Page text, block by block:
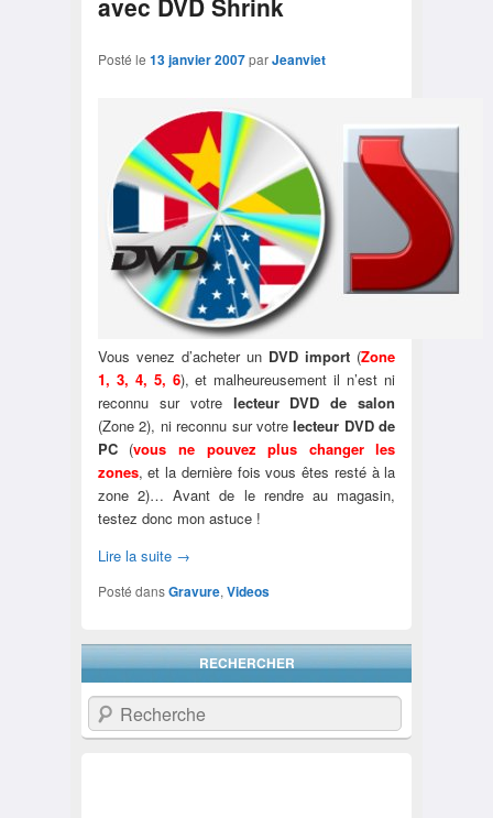
Posté le 13 janvier 2007parJeanviet
Vous venez d’acheter un DVD import (Zone
1, 3, 4, 5, 6), et malheureusement il n’est ni
reconnu sur votre lecteur DVD de salon
(Zone 2), ni reconnu sur votrelecteur DVD de
PC(vous ne pouvez plus changer les
zones, et la dernière fois vous êtes resté à la
zone 2)… Avant de le rendre au magasin,
testez donc mon astuce !
Lire la suite →
Posté dansGravure, Videos
RECHERCHER
Recherche